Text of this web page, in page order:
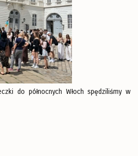
do północnych Włoch spędziliśmy w